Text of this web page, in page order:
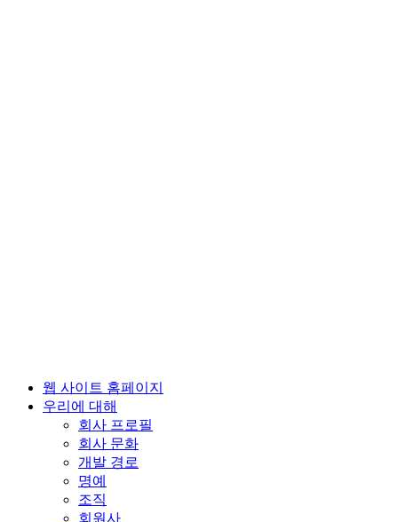
웹 사이트 홈페이지
우리에 대해
회사 프로필
회사 문화
개발 경로
명예
조직
회원사